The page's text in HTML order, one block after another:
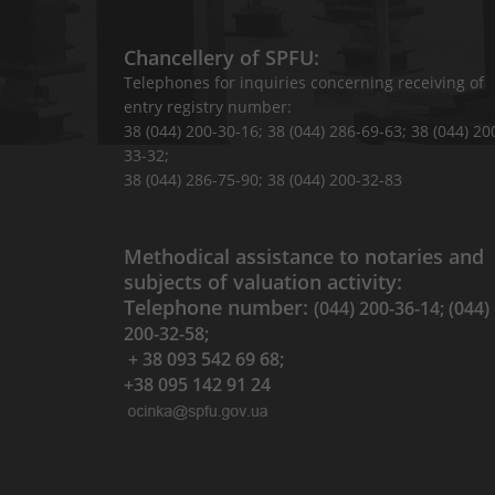
Chancellery of SPFU:
Telephones for inquiries concerning receiving of
entry registry number:
38 (044) 200-30-16; 38 (044) 286-69-63; 38 (044)
33-32;
38 (044) 286-75-90; 38 (044) 200-32-83
Methodical assistance to notaries and
subjects of valuation activity:
Telephone number: (044) 200-36-14; (044)
200-32-58;
+ 38 093 542 69 68;
+38 095 142 91 24